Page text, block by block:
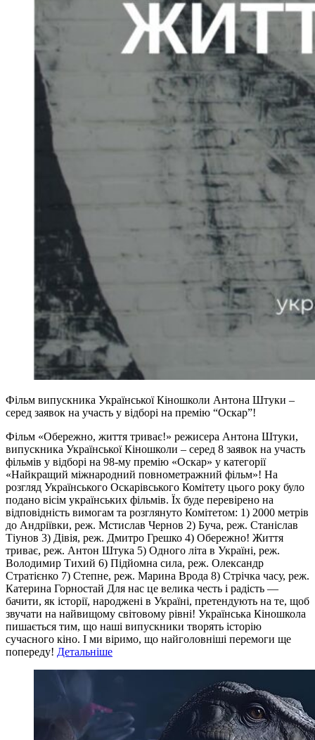
Фільм випускника Української Кіношколи Антона Штуки –
серед заявок на участь у відборі на премію “Оскар”!
Фільм «Обережно, життя триває!» режисера Антона Штуки,
випускника Української Кіношколи – серед 8 заявок на участь
фільмів у відборі на 98-му премію «Оскар» у категорії
«Найкращий міжнародний повнометражний фільм»! На
розгляд Українського Оскарівського Комітету цього року було
подано вісім українських фільмів. Їх буде перевірено на
відповідність вимогам та розглянуто Комітетом: 1) 2000 метрів
до Андріївки, реж. Мстислав Чернов 2) Буча, реж. Станіслав
Тіунов 3) Дівія, реж. Дмитро Грешко 4) Обережно! Життя
триває, реж. Антон Штука 5) Одного літа в Україні, реж.
Володимир Тихий 6) Підйомна сила, реж. Олександр
Стратієнко 7) Степне, реж. Марина Врода 8) Стрічка часу, реж.
Катерина Горностай Для нас це велика честь і радість —
бачити, як історії, народжені в Україні, претендують на те, щоб
звучати на найвищому світовому рівні! Українська Кіношкола
пишається тим, що наші випускники творять історію
сучасного кіно. І ми віримо, що найголовніші перемоги ще
попереду! Детальніше